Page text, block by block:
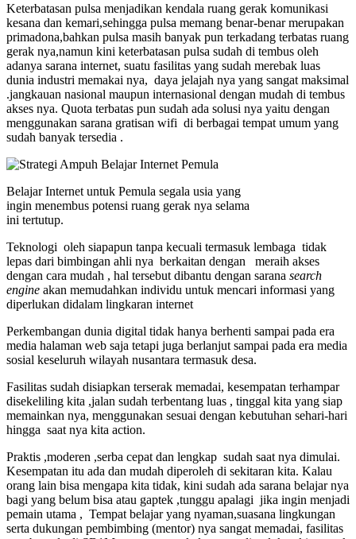
Keterbatasan pulsa menjadikan kendala ruang gerak komunikasi
kesana dan kemari,sehingga pulsa memang benar-benar merupakan
primadona,bahkan pulsa masih banyak pun terkadang terbatas ruang
gerak nya,namun kini keterbatasan pulsa sudah di tembus oleh
adanya sarana internet, suatu fasilitas yang sudah merebak luas
dunia industri memakai nya, daya jelajah nya yang sangat maksimal
.jangkauan nasional maupun internasional dengan mudah di tembus
akses nya. Quota terbatas pun sudah ada solusi nya yaitu dengan
menggunakan sarana gratisan wifi di berbagai tempat umum yang
sudah banyak tersedia .
Belajar Internet untuk Pemula segala usia yang
ingin menembus potensi ruang gerak nya selama
ini tertutup.
Teknologi oleh siapapun tanpa kecuali termasuk lembaga tidak
lepas dari bimbingan ahli nya berkaitan dengan meraih akses
dengan cara mudah , hal tersebut dibantu dengan sarana search
engine akan memudahkan individu untuk mencari informasi yang
diperlukan didalam lingkaran internet
Perkembangan dunia digital tidak hanya berhenti sampai pada era
media halaman web saja tetapi juga berlanjut sampai pada era media
sosial keseluruh wilayah nusantara termasuk desa.
Fasilitas sudah disiapkan terserak memadai, kesempatan terhampar
disekeliling kita ,jalan sudah terbentang luas , tinggal kita yang siap
memainkan nya, menggunakan sesuai dengan kebutuhan sehari-hari
hingga saat nya kita action.
Praktis ,moderen ,serba cepat dan lengkap sudah saat nya dimulai.
Kesempatan itu ada dan mudah diperoleh di sekitaran kita. Kalau
orang lain bisa mengapa kita tidak, kini sudah ada sarana belajar nya
bagi yang belum bisa atau gaptek ,tunggu apalagi jika ingin menjadi
pemain utama , Tempat belajar yang nyaman,suasana lingkungan
serta dukungan pembimbing (mentor) nya sangat memadai, fasilitas